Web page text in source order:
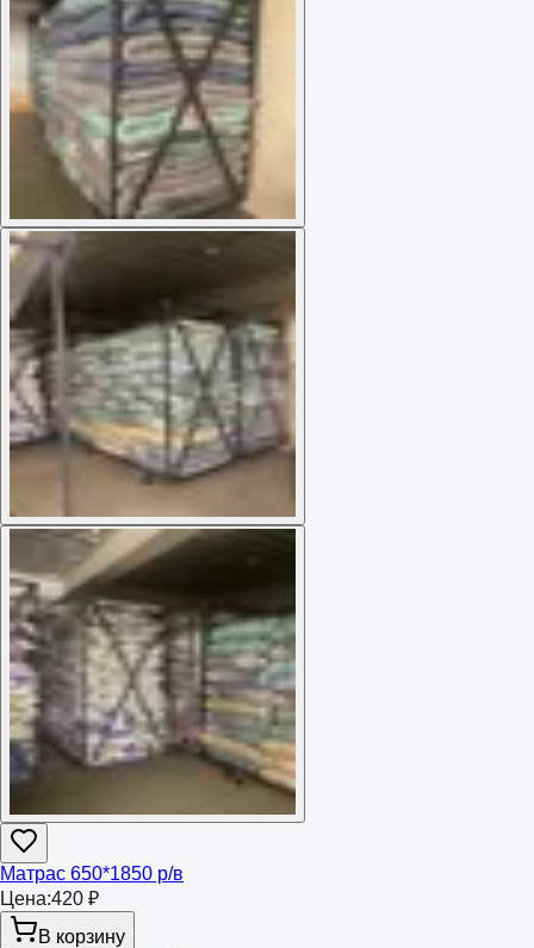
Матрас 650*1850 р/в
Цена:420 ₽
В корзину